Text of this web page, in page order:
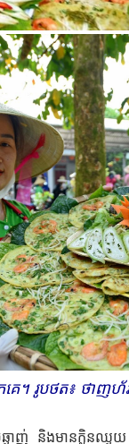
េ​។ រូបថត៖ ថាញ​ហ័
ាញ់ និងមានក្លិនឈ្ងុយ